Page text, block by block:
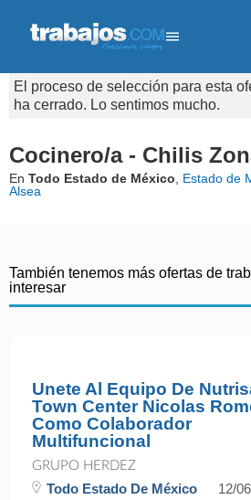
El proceso de selección para esta
ha cerrado. Lo sentimos mucho.
Cocinero/a - Chilis
En Todo Estado de México Estado de
Alsea
También tenemos más ofertas de
interesar
Unete Al Equipo De
Town Center Nicolas
Como Colaborador
Multifuncional
GRUPO HERDEZ
Todo Estado De México 12/